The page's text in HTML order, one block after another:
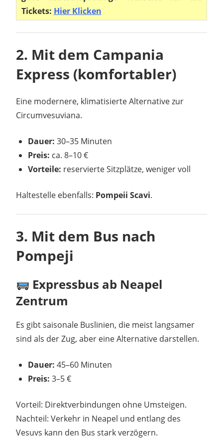
Tickets: Hier Klicken
2. Mit dem Campania
Express (komfortabler)
Eine modernere, klimatisierte Alternative zur
Circumvesuviana.
Dauer: 30–35 Minuten
Preis: ca. 8–10 €
Vorteile: reservierte Sitzplätze, weniger voll
Haltestelle ebenfalls: Pompeii Scavi.
3. Mit dem Bus nach
Pompeji
Expressbus ab Neapel
Zentrum
Es gibt saisonale Buslinien, die meist langsamer
sind als der Zug, aber eine Alternative darstellen.
Dauer: 45–60 Minuten
Preis: 3–5 €
Vorteil: Direktverbindungen ohne Umsteigen.
Nachteil: Verkehr in Neapel und entlang des
Vesuvs kann den Bus stark verzögern.